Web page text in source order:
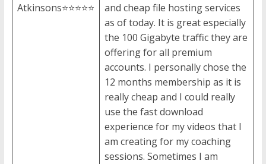
Atkinsons⭐⭐⭐⭐⭐
and cheap file hosting services
as of today. It is great especially
the 100 Gigabyte traffic they are
offering for all premium
accounts. I personally chose the
12 months membership as it is
really cheap and I could really
use the fast download
experience for my videos that I
am creating for my coaching
sessions. Sometimes I am